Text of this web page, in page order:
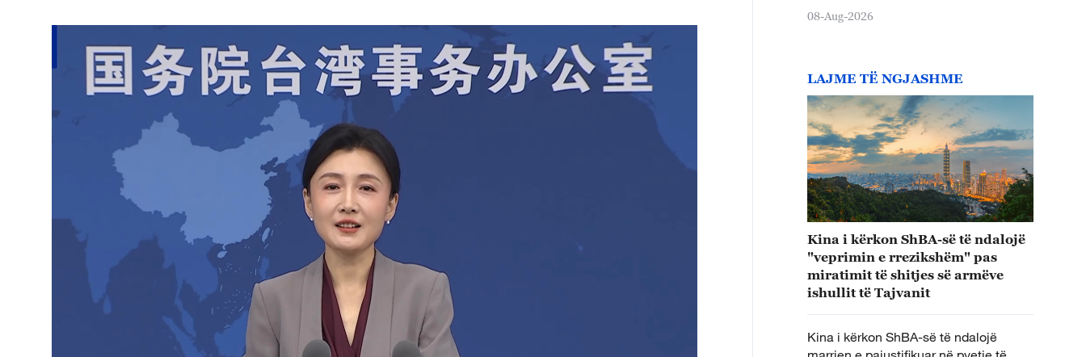
08-Aug-2026
LAJME TË NGJASHME
Kina i kërkon ShBA-së të ndalojë
"veprimin e rrezikshëm" pas
miratimit të shitjes së armëve
ishullit të Tajvanit
Kina i kërkon ShBA-së të ndalojë